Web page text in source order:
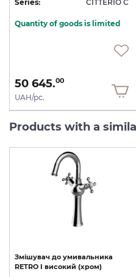
Series: CITTERIO C
Quantity of goods is limited
50 645.00
UAH/pc.
Products with a
Змішувач до умивальника
RETRO I високий (хром)